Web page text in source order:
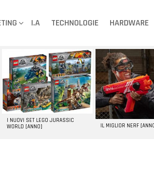
I.A TECHNOLOGIE HARDWARE
I NUOVI SET LEGO JURASSIC
WORLD [ANNO]
IL MIGLIOR NERF